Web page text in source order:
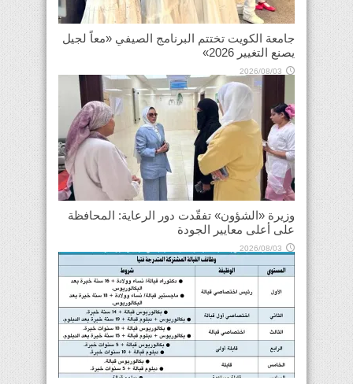
جامعة الكويت تختتم البرنامج الصيفي «معاً لجيل
يصنع التغيير 2026»
2026/08/03
وزيرة «الشؤون» تفقّدت دور الرعاية: المحافظة
على أعلى معايير الجودة
2026/08/03